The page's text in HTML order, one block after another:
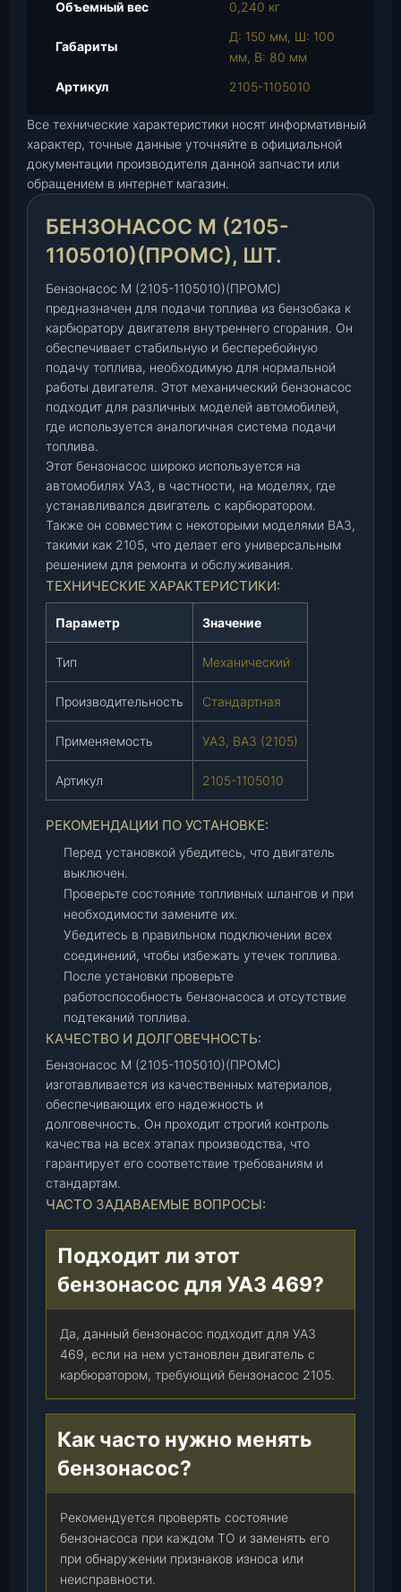
н
а
с
о
М
(
1
0
5
-
1
1
0
5
)
(
П
Р
О
С
т
Объемный вес 0,240 кг
Габариты
Д: 150 мм, Ш: 100
мм, В: 80 мм
Артикул
2105-1105010
Все технические характеристики носят информативный
характер, точные данные уточняйте в официальной
документации производителя данной запчасти или
обращением в интернет магазин.
БЕНЗОНАСОС М (2105-
1105010)(ПРОМС), ШТ.
Бензонасос М (2105-1105010)(ПРОМС)
предназначен для подачи топлива из бензобака к
карбюратору двигателя внутреннего сгорания. Он
обеспечивает стабильную и бесперебойную
подачу топлива, необходимую для нормальной
работы двигателя. Этот механический бензонасос
подходит для различных моделей автомобилей,
где используется аналогичная система подачи
топлива.
Этот бензонасос широко используется на
автомобилях УАЗ, в частности, на моделях, где
устанавливался двигатель с карбюратором.
Также он совместим с некоторыми моделями ВАЗ,
такими как 2105, что делает его универсальным
решением для ремонта и обслуживания.
ТЕХНИЧЕСКИЕ ХАРАКТЕРИСТИКИ:
Параметр Значение
Тип Механический
Производительность Стандартная
Применяемость УАЗ, ВАЗ (2105)
Артикул 2105-1105010
РЕКОМЕНДАЦИИ ПО УСТАНОВКЕ:
Перед установкой убедитесь, что двигатель
выключен.
Проверьте состояние топливных шлангов и при
необходимости замените их.
Убедитесь в правильном подключении всех
соединений, чтобы избежать утечек топлива.
После установки проверьте
работоспособность бензонасоса и отсутствие
подтеканий топлива.
КАЧЕСТВО И ДОЛГОВЕЧНОСТЬ:
Бензонасос М (2105-1105010)(ПРОМС)
изготавливается из качественных материалов,
обеспечивающих его надежность и
долговечность. Он проходит строгий контроль
качества на всех этапах производства, что
гарантирует его соответствие требованиям и
стандартам.
ЧАСТО ЗАДАВАЕМЫЕ ВОПРОСЫ:
Подходит ли этот
бензонасос для УАЗ 469?
Да, данный бензонасос подходит для УАЗ
469, если на нем установлен двигатель с
карбюратором, требующий бензонасос 2105.
Как часто нужно менять
бензонасос?
Рекомендуется проверять состояние
бензонасоса при каждом ТО и заменять его
при обнаружении признаков износа или
неисправности.